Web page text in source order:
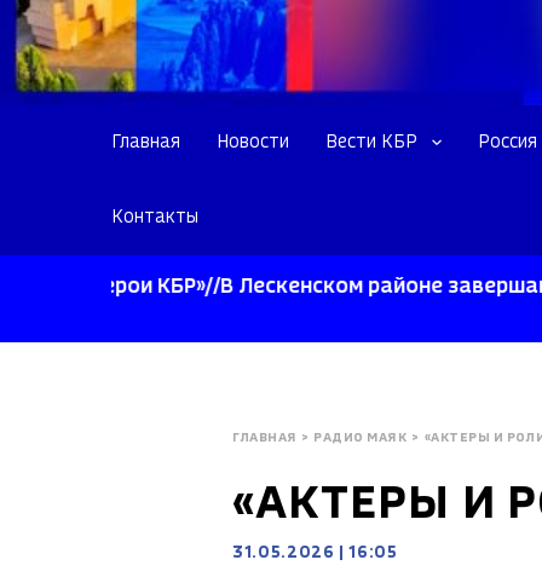
Главная Новости Вести КБР
Контакты
КБР»//В Лескенском районе завершают
ГЛАВНАЯ > РАДИО МАЯК > «АКТЕРЫ И
«АКТЕРЫ И
31.05.2026 16:05